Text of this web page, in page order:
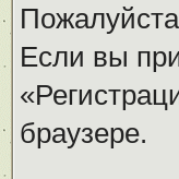
Если вы
браузере.